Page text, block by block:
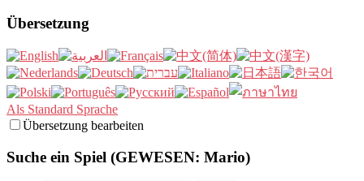
Übersetzung
Als Standard Sprache
Übersetzung bearbeiten
Suche ein Spiel (GEWESEN: Mario)